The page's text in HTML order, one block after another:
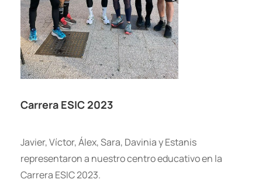
Carrera ESIC 2023
Javier, Víctor, Álex, Sara, Davinia y Estanis
representaron a nuestro centro educativo en la
Carrera ESIC 2023.